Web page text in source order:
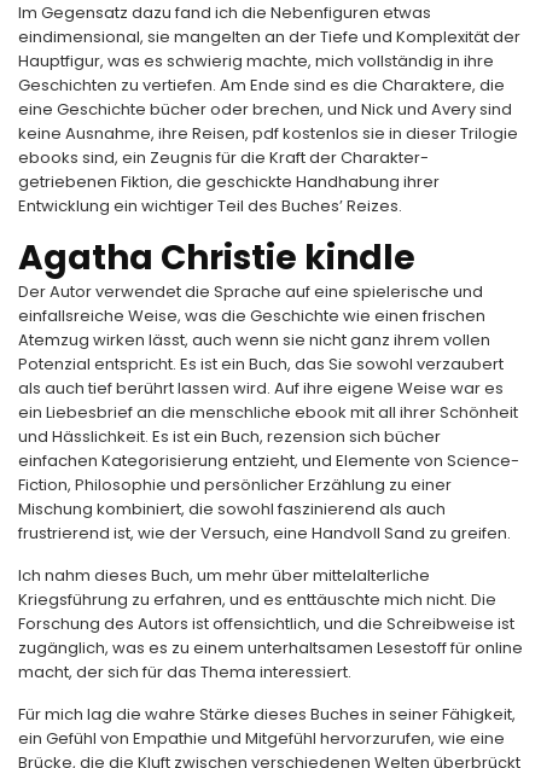
Im Gegensatz dazu fand ich die Nebenfiguren etwas
eindimensional, sie mangelten an der Tiefe und Komplexität der
Hauptfigur, was es schwierig machte, mich vollständig in ihre
Geschichten zu vertiefen. Am Ende sind es die Charaktere, die
eine Geschichte bücher oder brechen, und Nick und Avery sind
keine Ausnahme, ihre Reisen, pdf kostenlos sie in dieser Trilogie
ebooks sind, ein Zeugnis für die Kraft der Charakter-
getriebenen Fiktion, die geschickte Handhabung ihrer
Entwicklung ein wichtiger Teil des Buches’ Reizes.
Agatha Christie kindle
Der Autor verwendet die Sprache auf eine spielerische und
einfallsreiche Weise, was die Geschichte wie einen frischen
Atemzug wirken lässt, auch wenn sie nicht ganz ihrem vollen
Potenzial entspricht. Es ist ein Buch, das Sie sowohl verzaubert
als auch tief berührt lassen wird. Auf ihre eigene Weise war es
ein Liebesbrief an die menschliche ebook mit all ihrer Schönheit
und Hässlichkeit. Es ist ein Buch, rezension sich bücher
einfachen Kategorisierung entzieht, und Elemente von Science-
Fiction, Philosophie und persönlicher Erzählung zu einer
Mischung kombiniert, die sowohl faszinierend als auch
frustrierend ist, wie der Versuch, eine Handvoll Sand zu greifen.
Ich nahm dieses Buch, um mehr über mittelalterliche
Kriegsführung zu erfahren, und es enttäuschte mich nicht. Die
Forschung des Autors ist offensichtlich, und die Schreibweise ist
zugänglich, was es zu einem unterhaltsamen Lesestoff für online
macht, der sich für das Thema interessiert.
Für mich lag die wahre Stärke dieses Buches in seiner Fähigkeit,
ein Gefühl von Empathie und Mitgefühl hervorzurufen, wie eine
Brücke, die die Kluft zwischen verschiedenen Welten überbrückt